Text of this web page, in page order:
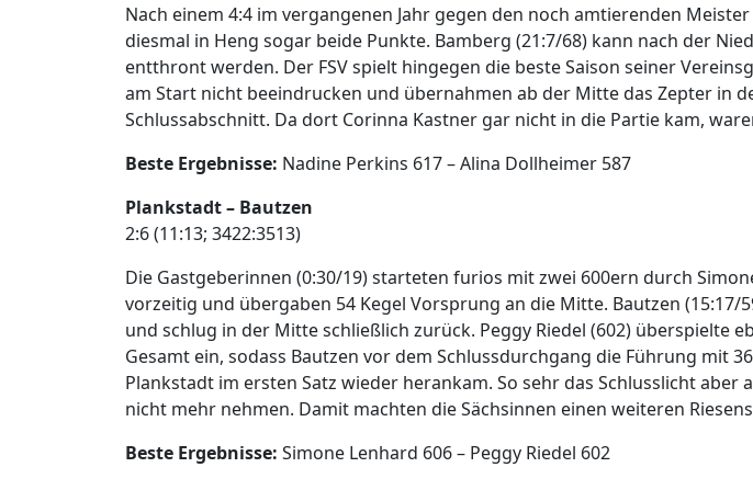
Nach einem 4:4 im vergangenen Jahr gegen den noch amtierenden
diesmal in Heng sogar beide Punkte. Bamberg (21:7/68) kann nach der
entthront werden. Der FSV spielt hingegen die beste Saison seiner
am Start nicht beeindrucken und übernahmen ab der Mitte das Zepter in
Schlussabschnitt. Da dort Corinna Kastner gar nicht in die Partie kam,
Beste Ergebnisse: Nadine Perkins 617 – Alina Dollheimer 587
Plankstadt – Bautzen
2:6 (11:13; 3422:3513)
Die Gastgeberinnen (0:30/19) starteten furios mit zwei 600ern durch
vorzeitig und übergaben 54 Kegel Vorsprung an die Mitte. Bautzen
und schlug in der Mitte schließlich zurück. Peggy Riedel (602) überspielte
Gesamt ein, sodass Bautzen vor dem Schlussdurchgang die Führung mit
Plankstadt im ersten Satz wieder herankam. So sehr das Schlusslicht
nicht mehr nehmen. Damit machten die Sächsinnen einen weiteren
Beste Ergebnisse: Simone Lenhard 606 – Peggy Riedel 602